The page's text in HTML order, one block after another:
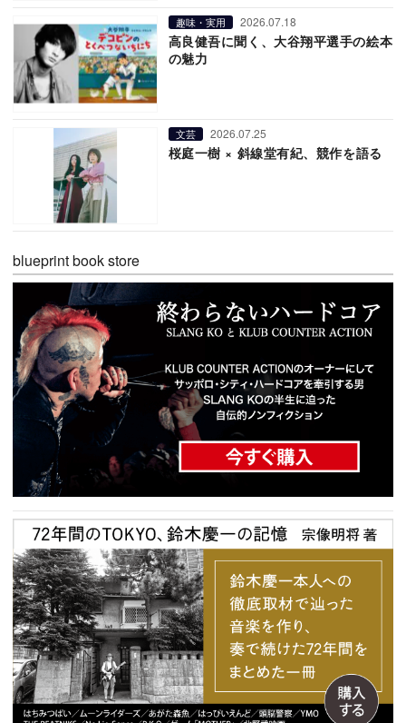
趣味・実用 2026.07.18
高良健吾に聞く、大谷翔平選手の絵本
の魅力
文芸 2026.07.25
桜庭一樹 × 斜線堂有紀、競作を語る
blueprint book store